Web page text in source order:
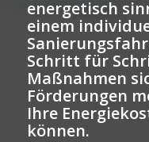
energetisch
einem
Schritt für
Maßnahmen
Förderungen
Ihre
können.